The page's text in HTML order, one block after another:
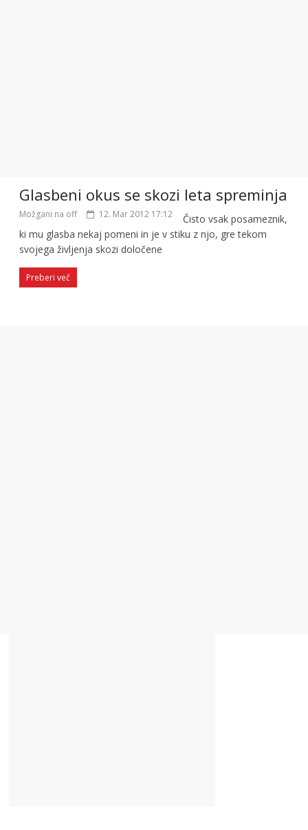
Glasbeni okus se skozi leta spreminja
Možgani na off 12. Mar 2012 17:12
Čisto vsak posameznik,
ki mu glasba nekaj pomeni in je v stiku z njo, gre tekom
svojega življenja skozi določene
Preberi več